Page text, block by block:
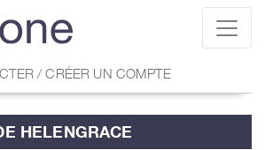
/ CRÉER UN COMPTE
HELENGRACE